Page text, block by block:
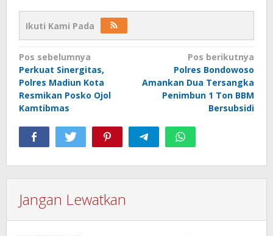
Ikuti Kami Pada
Navigasi
pos
Pos sebelumnya
Perkuat Sinergitas,
Polres Madiun Kota
Resmikan Posko Ojol
Kamtibmas
Pos berikutnya
Polres Bondowoso
Amankan Dua Tersangka
Penimbun 1 Ton BBM
Bersubsidi
Jangan Lewatkan